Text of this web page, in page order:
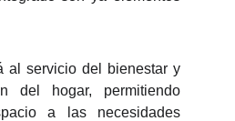
al servicio del bienestar y
del hogar, permitiendo
a las necesidades